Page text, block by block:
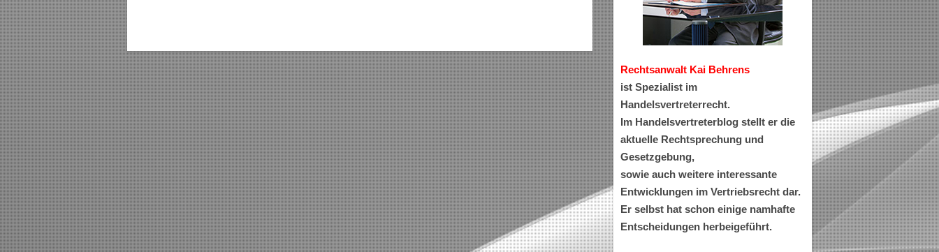
Rechtsanwalt Kai Behrens
ist Spezialist im
Handelsvertreterrecht.
Im Handelsvertreterblog stellt er die
aktuelle Rechtsprechung und
Gesetzgebung,
sowie auch weitere interessante
Entwicklungen im Vertriebsrecht dar.
Er selbst hat schon einige namhafte
Entscheidungen herbeigeführt.